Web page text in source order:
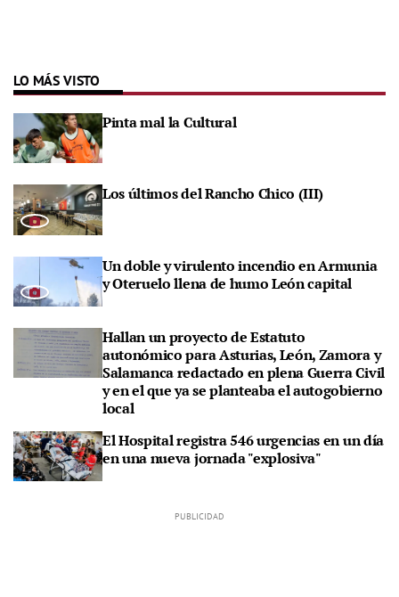
LO MÁS VISTO
Pinta mal la Cultural
Los últimos del Rancho Chico (III)
Un doble y virulento incendio en Armunia
y Oteruelo llena de humo León capital
Hallan un proyecto de Estatuto
autonómico para Asturias, León, Zamora y
Salamanca redactado en plena Guerra Civil
y en el que ya se planteaba el autogobierno
local
El Hospital registra 546 urgencias en un día
en una nueva jornada "explosiva"